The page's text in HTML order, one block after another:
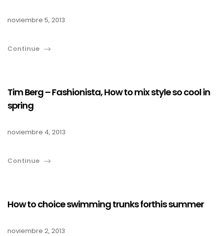
noviembre 5, 2013
Continue
Tim Berg – Fashionista, How to mix style so cool in
spring
noviembre 4, 2013
Continue
How to choice swimming trunks forthis summer
noviembre 2, 2013